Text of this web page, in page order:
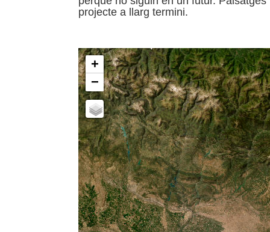
projecte a llarg termini.
+
−